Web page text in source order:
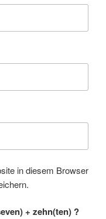
in diesem Browser
+ zehn(ten) ?